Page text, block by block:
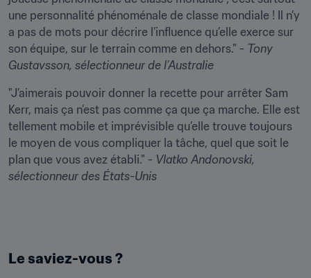
une personnalité phénoménale de classe mondiale ! Il n’y
a pas de mots pour décrire l’influence qu’elle exerce sur
son équipe, sur le terrain comme en dehors." - Tony
Gustavsson, sélectionneur de l’Australie
"J’aimerais pouvoir donner la recette pour arrêter Sam
Kerr, mais ça n’est pas comme ça que ça marche. Elle est
tellement mobile et imprévisible qu’elle trouve toujours
le moyen de vous compliquer la tâche, quel que soit le
plan que vous avez établi." - Vlatko Andonovski,
sélectionneur des États-Unis
Le saviez-vous ?